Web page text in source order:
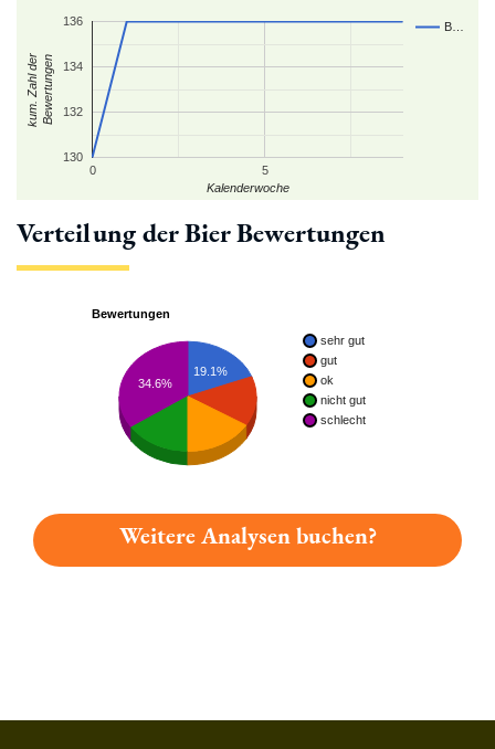
B…
0 5
130
132
134
136
Kalenderwoche
kum. Zahl derBewertungen
Verteilung der Bier Bewertungen
Bewertungen
sehr gut
gut
ok
nicht gut
schlecht
19.1%
34.6%
Weitere Analysen buchen?